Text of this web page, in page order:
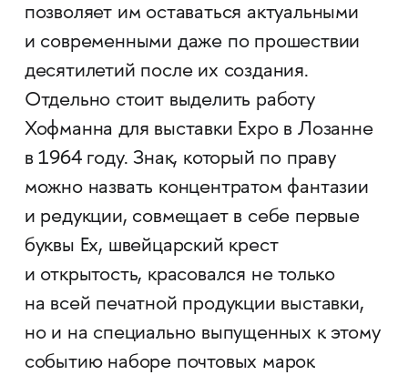
позволяет им оставаться актуальными
и современными даже по прошествии
десятилетий после их создания.
Отдельно стоит выделить работу
Хофманна для выставки Expo в Лозанне
в 1964 году. Знак, который по праву
можно назвать концентратом фантазии
и редукции, совмещает в себе первые
буквы Ex, швейцарский крест
и открытость, красовался не только
на всей печатной продукции выставки,
но и на специально выпущенных к этому
событию наборе почтовых марок